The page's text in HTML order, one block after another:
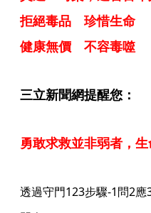
拒絕毒品 珍惜生命
健康無價 不容毒噬
三立新聞網提醒您：
勇敢求救並非弱者，生
透過守門123步驟-1問2